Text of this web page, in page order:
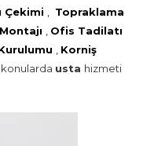
Çekimi
Topraklama
Ofis Tadilatı
Korniş
konularda usta hizmeti